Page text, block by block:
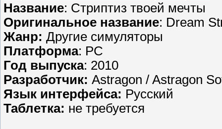
Название: Стриптиз твоей мечты
Оригинальное название: Dream
Жанр: Другие симуляторы
Платформа: PC
Год выпуска: 2010
Разработчик: Astragon / Astragon
Язык интерфейса: Русский
Таблетка: не требуется